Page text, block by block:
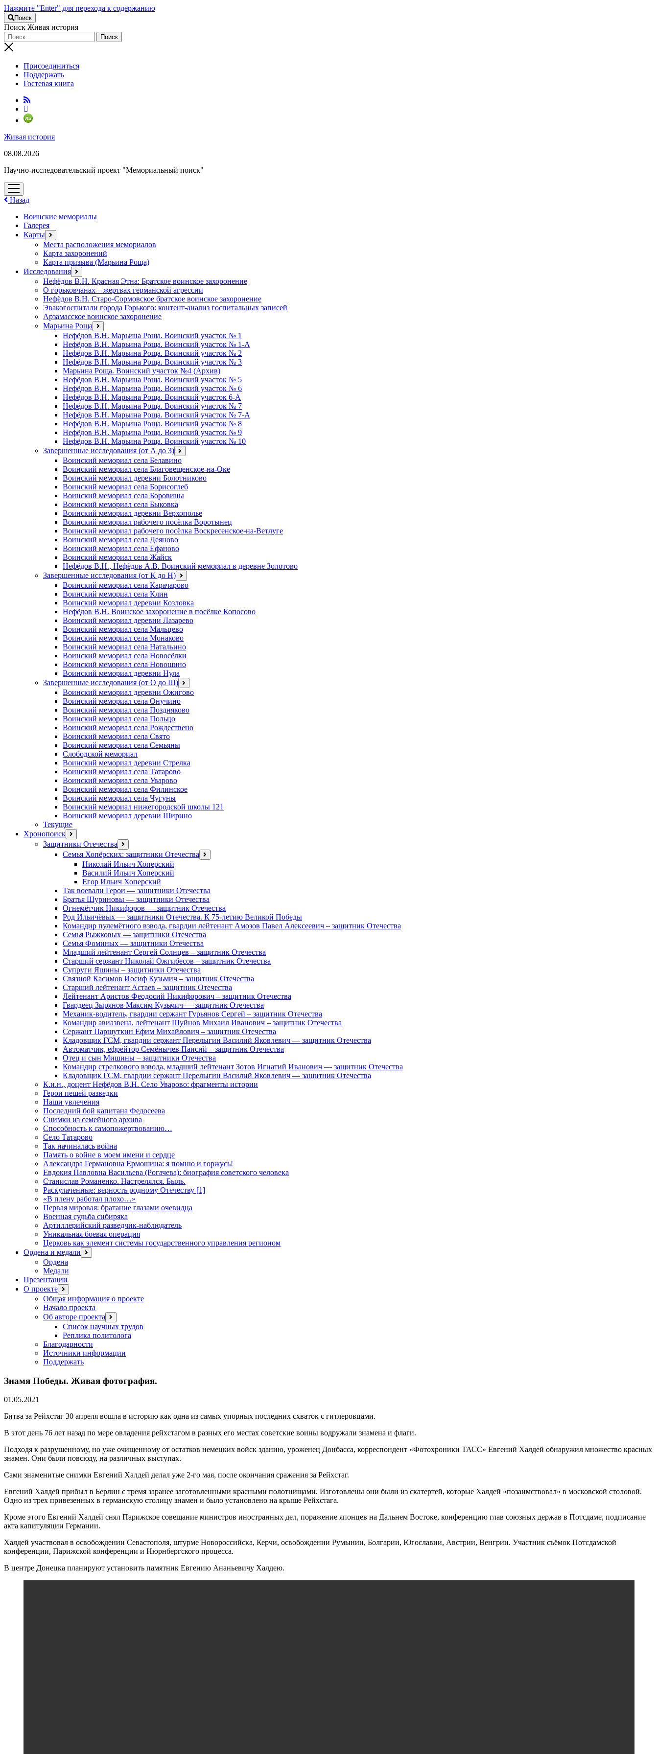
Нажмите "Enter" для перехода к содержанию
Поиск
Поиск Живая история
Присоединиться
Поддержать
Гостевая книга
RuTube
Живая история
08.08.2026
Научно-исследовательский проект "Мемориальный поиск"
открыть
меню
Назад
Воинские мемориалы
Галерея
Карты открыть
меню
Места расположения мемориалов
Карта захоронений
Карта призыва (Марьина Роща)
Исследования открыть
меню
Нефёдов В.Н. Красная Этна: Братское воинское захоронение
О горьковчанах – жертвах германской агрессии
Нефёдов В.Н. Старо-Сормовское братское воинское захоронение
Эвакогоспитали города Горького: контент-анализ госпитальных записей
Арзамасское воинское захоронение
Марьина Роща открыть
меню
Нефёдов В.Н. Марьина Роща. Воинский участок № 1
Нефёдов В.Н. Марьина Роща. Воинский участок № 1-А
Нефёдов В.Н. Марьина Роща. Воинский участок № 2
Нефёдов В.Н. Марьина Роща. Воинский участок № 3
Марьина Роща. Воинский участок №4 (Архив)
Нефёдов В.Н. Марьина Роща. Воинский участок № 5
Нефёдов В.Н. Марьина Роща. Воинский участок № 6
Нефёдов В.Н. Марьина Роща. Воинский участок 6-А
Нефёдов В.Н. Марьина Роща. Воинский участок № 7
Нефёдов В.Н. Марьина Роща. Воинский участок № 7-А
Нефёдов В.Н. Марьина Роща. Воинский участок № 8
Нефёдов В.Н. Марьина Роща. Воинский участок № 9
Нефёдов В.Н. Марьина Роща. Воинский участок № 10
Завершенные исследования (от А до З) открыть
меню
Воинский мемориал села Белавино
Воинский мемориал села Благовещенское-на-Оке
Воинский мемориал деревни Болотниково
Воинский мемориал села Борисоглеб
Воинский мемориал села Боровицы
Воинский мемориал села Быковка
Воинский мемориал деревни Верхополье
Воинский мемориал рабочего посёлка Воротынец
Воинский мемориал рабочего посёлка Воскресенское-на-Ветлуге
Воинский мемориал села Деяново
Воинский мемориал села Ефаново
Воинский мемориал села Жайск
Нефёдов В.Н., Нефёдов А.В. Воинский мемориал в деревне Золотово
Завершенные исследования (от К до Н) открыть
меню
Воинский мемориал села Карачарово
Воинский мемориал села Клин
Воинский мемориал деревни Козловка
Нефёдов В.Н. Воинское захоронение в посёлке Копосово
Воинский мемориал деревни Лазарево
Воинский мемориал села Мальцево
Воинский мемориал села Монаково
Воинский мемориал села Натальино
Воинский мемориал села Новосёлки
Воинский мемориал села Новошино
Воинский мемориал деревни Нула
Завершенные исследования (от О до Ш) открыть
меню
Воинский мемориал деревни Ожигово
Воинский мемориал села Онучино
Воинский мемориал села Поздняково
Воинский мемориал села Польцо
Воинский мемориал села Рождествено
Воинский мемориал села Свято
Воинский мемориал села Семьяны
Слободской мемориал
Воинский мемориал деревни Стрелка
Воинский мемориал села Татарово
Воинский мемориал села Уварово
Воинский мемориал села Филинское
Воинский мемориал села Чугуны
Воинский мемориал нижегородской школы 121
Воинский мемориал деревни Ширино
Текущие
Хронопоиск открыть
меню
Защитники Отечества открыть
меню
Семья Хопёрских: защитники Отечества открыть
меню
Николай Ильич Хоперский
Василий Ильич Хоперский
Егор Ильич Хоперский
Так воевали Герои — защитники Отечества
Братья Шуриновы — защитники Отечества
Огнемётчик Никифоров — защитник Отечества
Род Ильичёвых — защитники Отечества. К 75-летию Великой Победы
Командир пулемётного взвода, гвардии лейтенант Амозов Павел Алексеевич – защитник Отечества
Семья Рыжковых — защитники Отечества
Семья Фоминых — защитники Отечества
Младший лейтенант Сергей Солнцев – защитник Отечества
Старший сержант Николай Ожгибесов – защитник Отечества
Супруги Яшины – защитники Отечества
Связной Касимов Иосиф Кузьмич – защитник Отечества
Старший лейтенант Астаев – защитник Отечества
Лейтенант Аристов Феодосий Никифорович – защитник Отечества
Гвардеец Зырянов Максим Кузьмич — защитник Отечества
Механик-водитель, гвардии сержант Гурьянов Сергей – защитник Отечества
Командир авиазвена, лейтенант Шуйнов Михаил Иванович – защитник Отечества
Сержант Паршуткин Ефим Михайлович – защитник Отечества
Кладовщик ГСМ, гвардии сержант Перелыгин Василий Яковлевич — защитник Отечества
Автоматчик, ефрейтор Семёнычев Паисий – защитник Отечества
Отец и сын Мишины – защитники Отечества
Командир стрелкового взвода, младший лейтенант Зотов Игнатий Иванович — защитник Отечества
Кладовщик ГСМ, гвардии сержант Перелыгин Василий Яковлевич — защитник Отечества
К.и.н., доцент Нефёдов В.Н. Село Уварово: фрагменты истории
Герои пешей разведки
Наши увлечения
Последний бой капитана Федосеева
Снимки из семейного архива
Способность к самопожертвованию…
Село Татарово
Так начиналась война
Память о войне в моем имени и сердце
Александра Германовна Ермошина: я помню и горжусь!
Евдокия Павловна Васильева (Рогачева): биография советского человека
Станислав Романенко. Настрелялся. Быль.
Раскулаченные: верность родному Отечеству [1]
«В плену работал плохо…»
Первая мировая: братание глазами очевидца
Военная судьба сибиряка
Артиллерийский разведчик-наблюдатель
Уникальная боевая операция
Церковь как элемент системы государственного управления регионом
Ордена и медали открыть
меню
Ордена
Медали
Презентации
О проекте открыть
меню
Общая информация о проекте
Начало проекта
Об авторе проекта открыть
меню
Список научных трудов
Реплика политолога
Благодарности
Источники информации
Поддержать
Знамя Победы. Живая фотография.
01.05.2021
Битва за Рейхстаг 30 апреля вошла в историю как одна из самых упорных последних схваток с гитлеровцами.
В этот день 76 лет назад по мере овладения рейхстагом в разных его местах советские воины водружали знамена и флаги.
Подходя к разрушенному, но уже очищенному от остатков немецких войск зданию, уроженец Донбасса, корреспондент «Фотохроники ТАСС» Евгений Халдей обнаружил множество красных
знамен. Они были повсюду, на различных выступах.
Сами знаменитые снимки Евгений Халдей делал уже 2-го мая, после окончания сражения за Рейхстаг.
Евгений Халдей прибыл в Берлин с тремя заранее заготовленными красными полотнищами. Изготовлены они были из скатертей, которые Халдей «позаимствовал» в московской столовой.
Одно из трех привезенных в германскую столицу знамен и было установлено на крыше Рейхстага.
Кроме этого Евгений Халдей снял Парижское совещание министров иностранных дел, поражение японцев на Дальнем Востоке, конференцию глав союзных держав в Потсдаме, подписание
акта капитуляции Германии.
Халдей участвовал в освобождении Севастополя, штурме Новороссийска, Керчи, освобождении Румынии, Болгарии, Югославии, Австрии, Венгрии. Участник съёмок Потсдамской
конференции, Парижской конференции и Нюрнбергского процесса.
В центре Донецка планируют установить памятник Евгению Ананьевичу Халдею.